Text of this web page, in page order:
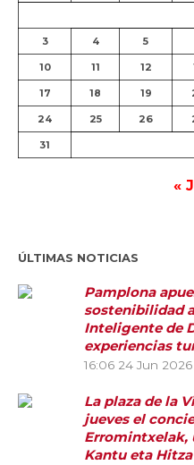
3 4 5
10 11 12
17 18 19
24 25 26
31
«
ÚLTIMAS NOTICIAS
Pamplona
sostenibilidad
Inteligente de
experiencias
16:06 24 Jun 2026
La plaza de la
jueves el
Erromintxelak,
Kantu eta Hitza